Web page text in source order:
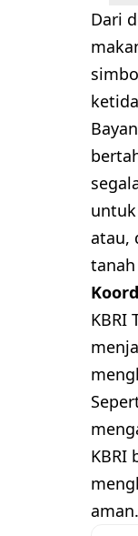
Dari
atau,
tanah
KBRI
KBRI
aman.